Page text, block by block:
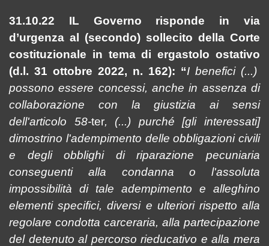
31.10.22 IL Governo risponde in via
d’urgenza al (secondo) sollecito della Corte
costituzionale in tema di ergastolo ostativo
(d.l. 31 ottobre 2022, n. 162): “I benefici (...)
possono essere concessi, anche in assenza di
collaborazione con la giustizia ai sensi
dell'articolo 58-ter, (...) purché [gli interessati]
dimostrino l'adempimento delle obbligazioni civili
e degli obblighi di riparazione pecuniaria
conseguenti alla condanna o l'assoluta
impossibilità di tale adempimento e alleghino
elementi specifici, diversi e ulteriori rispetto alla
regolare condotta carceraria, alla partecipazione
del detenuto al percorso rieducativo e alla mera